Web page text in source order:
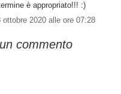
è appropriato!!! :)
ottobre 2020 alle ore 07:28
commento